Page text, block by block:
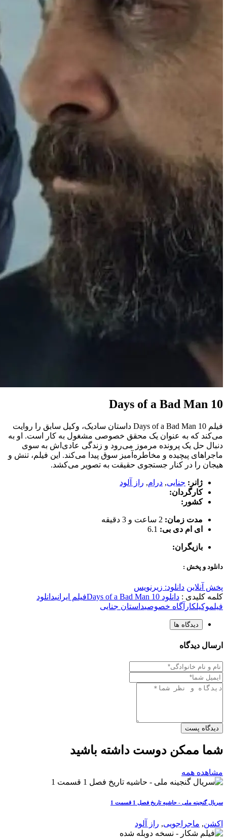
10 Days of a Bad Man
فیلم 10 Days of a Bad Man داستان سادیک، وکیل سابق را روایت
می‌کند که به عنوان یک محقق خصوصی مشغول به کار است. او به
دنبال حل یک پرونده مرموز می‌رود و زندگی عادی‌اش به سوی
ماجراهای پیچیده و مخاطره‌آمیز سوق پیدا می‌کند. این فیلم، تنش و
هیجان را در کنار جستجوی حقیقت به تصویر می‌کشد.
ژانر: جنایی, درام, راز آلود
کارگردان:
کشور:
مدت زمان: 2 ساعت و 3 دقیقه
ای ام دی بی: 6.1
بازیگران:
دانلود و پخش :
پخش آنلاین دانلود: زیرنویس
کلمه کلیدی : دانلود 10 Days of a Bad Man فیلم ایرانیدانلود
فیلموکیلکارآگاه خصوصیداستان جنایی
دیدگاه ها
ارسال دیدگاه
دیدگاه پست
شما ممکن دوست داشته باشید
مشاهده همه
سریال گنجینه ملی - حاشیه تاریخ فصل 1 قسمت 1
اکشن, ماجراجویی, راز آلود